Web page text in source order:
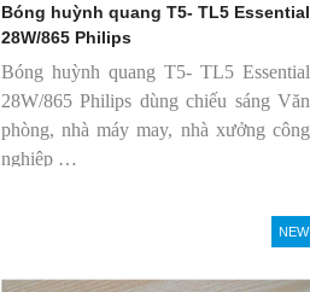
Bóng huỳnh quang T5- TL5 Essential
28W/865 Philips
Bóng huỳnh quang T5- TL5 Essential
28W/865 Philips dùng chiếu sáng Văn
phòng, nhà máy may, nhà xưởng công
nghiệp …
NEW